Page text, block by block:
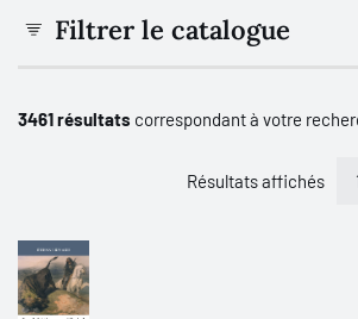
Filtrer le catalogue
3461 résultats correspondant à votre
Résultats affichés